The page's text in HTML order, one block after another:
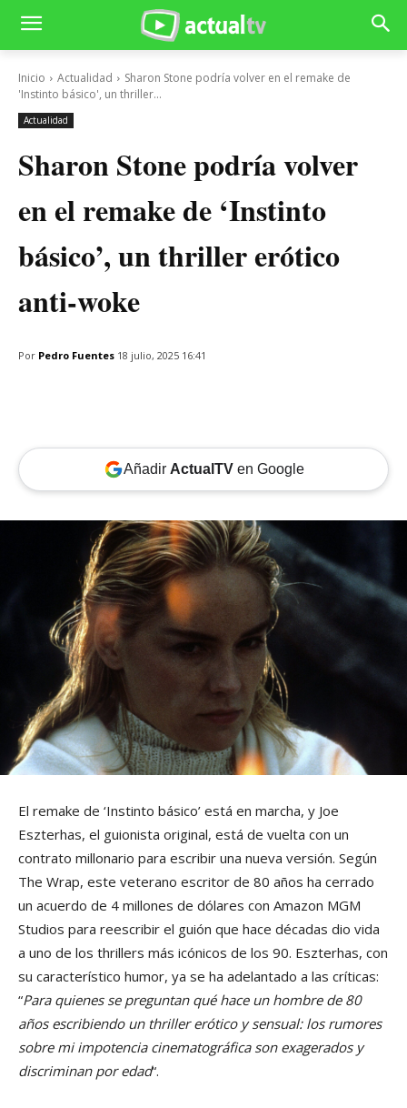
Inicio Actualidad
Sharon Stone podría volver en el remake de
'Instinto básico', un thriller...
Actualidad
Sharon Stone podría volver
en el remake de ‘Instinto
básico’, un thriller erótico
anti-woke
Por Pedro Fuentes 18 julio, 2025 16:41
Añadir ActualTVen Google
El remake de ‘Instinto básico’ está en marcha, y Joe
Eszterhas, el guionista original, está de vuelta con un
contrato millonario para escribir una nueva versión. Según
The Wrap, este veterano escritor de 80 años ha cerrado
un acuerdo de 4 millones de dólares con Amazon MGM
Studios para reescribir el guión que hace décadas dio vida
a uno de los thrillers más icónicos de los 90. Eszterhas, con
su característico humor, ya se ha adelantado a las críticas:
“Para quienes se preguntan qué hace un hombre de 80
años escribiendo un thriller erótico y sensual: los rumores
sobre mi impotencia cinematográfica son exagerados y
discriminan por edad“.